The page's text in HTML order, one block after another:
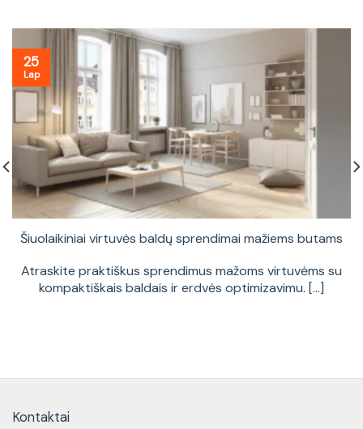
Šiuolaikiniai virtuvės baldų sprendimai mažiems butams
Atraskite praktiškus sprendimus mažoms virtuvėms su
kompaktiškais baldais ir erdvės optimizavimu. [...]
25
Lap
Kontaktai